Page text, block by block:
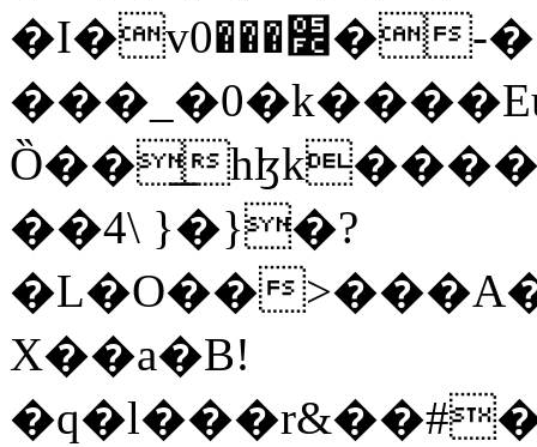
�I�v׼���0�-�|�^9}
Ȍ��͟
��4\ }�}�?
�L�O��
X��a�B!